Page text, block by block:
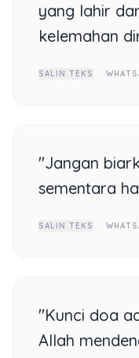
yang lahir
kelemahan
SALIN TEKS
"Jangan
sementara
SALIN TEKS
"Kunci doa
Allah